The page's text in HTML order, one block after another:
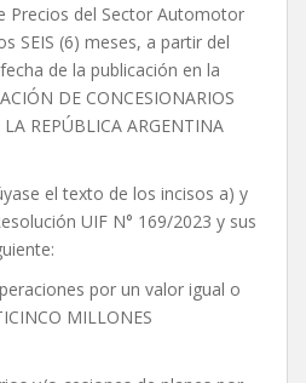
Precios del Sector Automotor
SEIS (6) meses, a partir del
de la publicación en la
DE CONCESIONARIOS
REPÚBLICA ARGENTINA
el texto de los incisos a) y
UIF N° 169/2023 y sus
por un valor igual o
MILLONES